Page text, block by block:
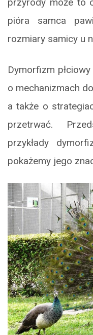
pióra samca
rozmiary samicy u
Dymorfizm
o mechanizmach
a także o
przetrwać.
przykłady
pokażemy jego